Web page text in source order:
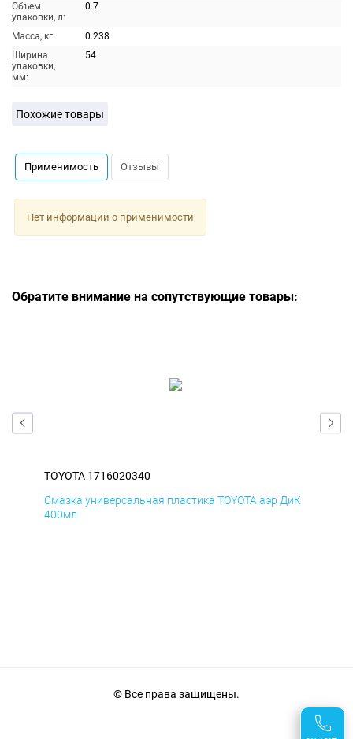
Объем
упаковки, л:
0.7
Масса, кг:
0.238
Ширина
упаковки,
мм:
54
Похожие товары
Применимость Отзывы
Нет информации о применимости
Обратите внимание на сопутствующие товары:
TOYOTA 1716020340
Смазка универсальная пластика TOYOTA аэр ДиК
400мл
© Все права защищены.